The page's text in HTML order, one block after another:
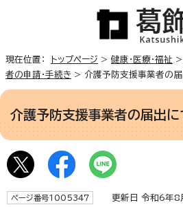
現在位置： トップページ > 健康・医療・福祉 >
者の申請・手続き > 介護予防支援事業者の届
介護予防支援事業者の届出に
ページ番号1005347 更新日 令和6年8